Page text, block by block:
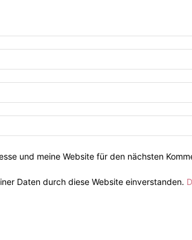
und meine Website für den nächsten
Daten durch diese Website einverstanden.